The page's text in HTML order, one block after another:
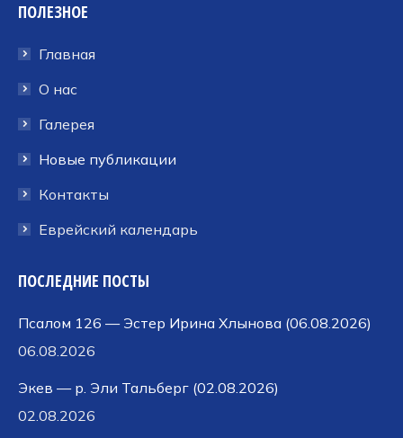
открывается
новом
окне
открывается
новом
окне
открывается
новом
ПОЛЕЗНОЕ
Главная
О нас
Галерея
Новые публикации
Контакты
Еврейский календарь
ПОСЛЕДНИЕ ПОСТЫ
Псалом 126 — Эстер Ирина Хлынова (06.08.2026)
06.08.2026
Экев — р. Эли Тальберг (02.08.2026)
02.08.2026